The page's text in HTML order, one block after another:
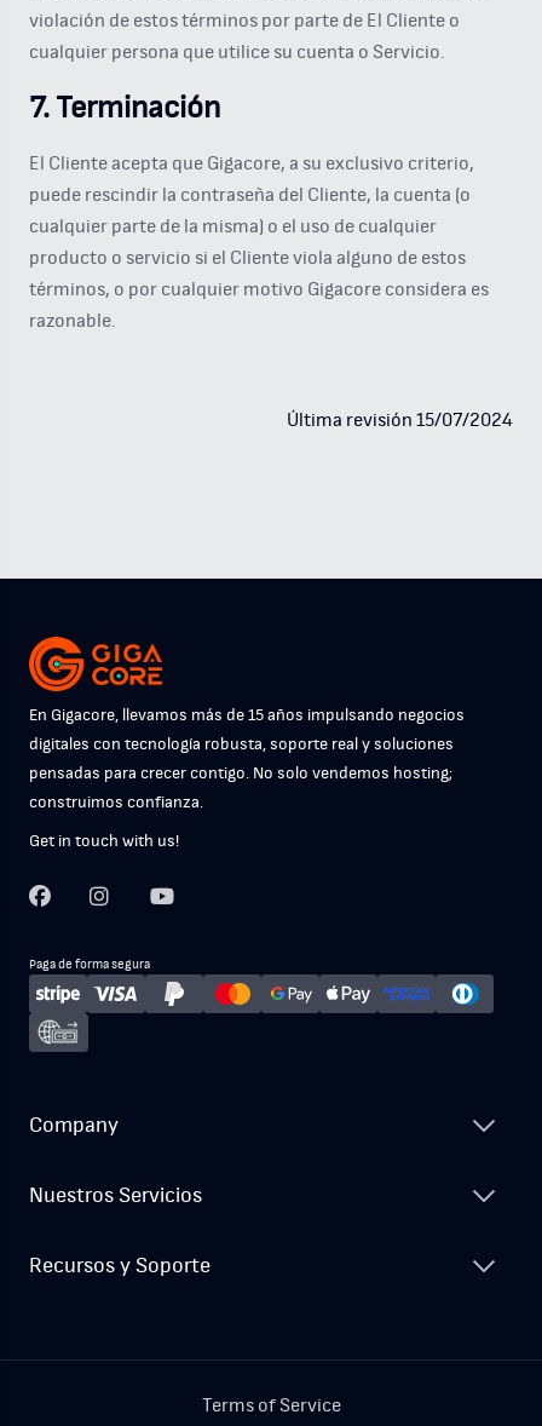
violación de estos términos por parte de El Cliente o
cualquier persona que utilice su cuenta o Servicio.
7. Terminación
El Cliente acepta que Gigacore, a su exclusivo criterio,
puede rescindir la contraseña del Cliente, la cuenta (o
cualquier parte de la misma) o el uso de cualquier
producto o servicio si el Cliente viola alguno de estos
términos, o por cualquier motivo Gigacore considera es
razonable.
Última revisión 15/07/2024
En Gigacore, llevamos más de 15 años impulsando negocios
digitales con tecnología robusta, soporte real y soluciones
pensadas para crecer contigo. No solo vendemos hosting;
construimos confianza.
Get in touch with us!
Paga de forma segura
Company
Nuestros Servicios
Recursos y Soporte
Terms of Service